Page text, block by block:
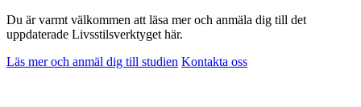
Du är varmt välkommen att läsa mer och anmäla dig till det
uppdaterade Livsstilsverktyget här.
Läs mer och anmäl dig till studien Kontakta oss